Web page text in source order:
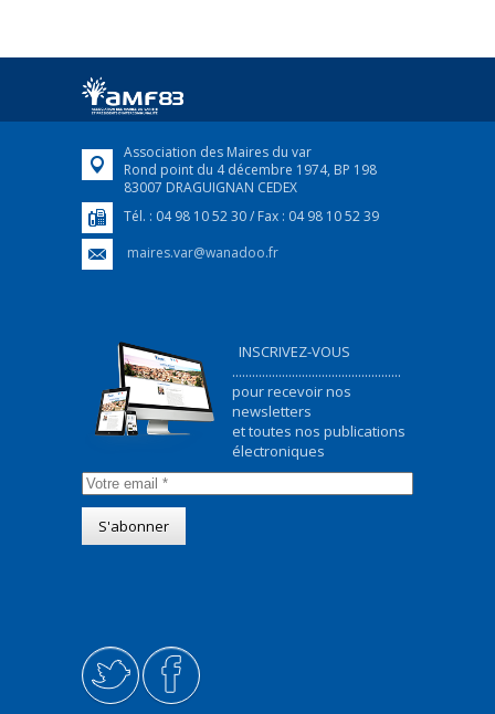
Association des Maires du var
Rond point du 4 décembre 1974, BP 198
83007 DRAGUIGNAN CEDEX
Tél. : 04 98 10 52 30 / Fax : 04 98 10 52 39
maires.var@wanadoo.fr
INSCRIVEZ-VOUS
...................................................
pour recevoir nos
newsletters
et toutes nos publications
électroniques